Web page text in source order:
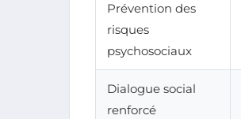
Prévention des
risques
psychosociaux
Dialogue social
renforcé